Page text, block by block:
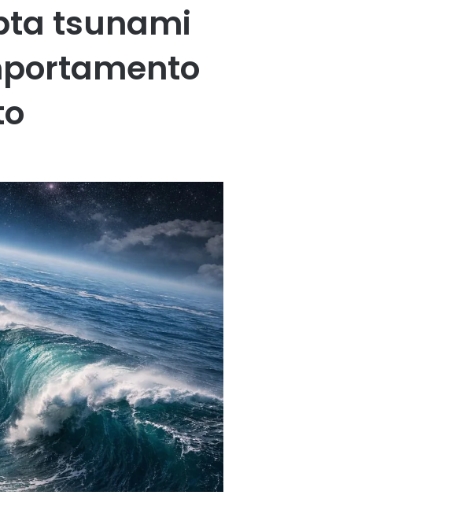
tsunami